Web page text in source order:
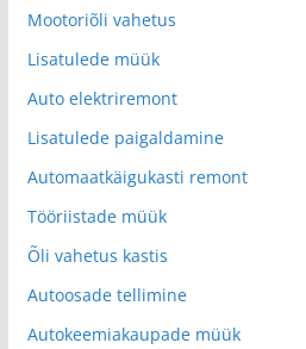
Mootoriõli vahetus
Lisatulede müük
Auto elektriremont
Lisatulede paigaldamine
Automaatkäigukasti remont
Tööriistade müük
Õli vahetus kastis
Autoosade tellimine
Autokeemiakaupade müük